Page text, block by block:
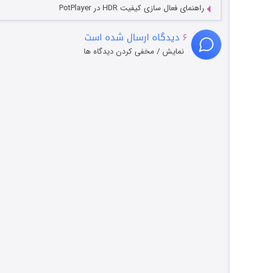
راهنمای فعال سازی کیفیت HDR در PotPlayer
۶ دیدگاه ارسال شده است
نمایش / مخفی کردن دیدگاه ها